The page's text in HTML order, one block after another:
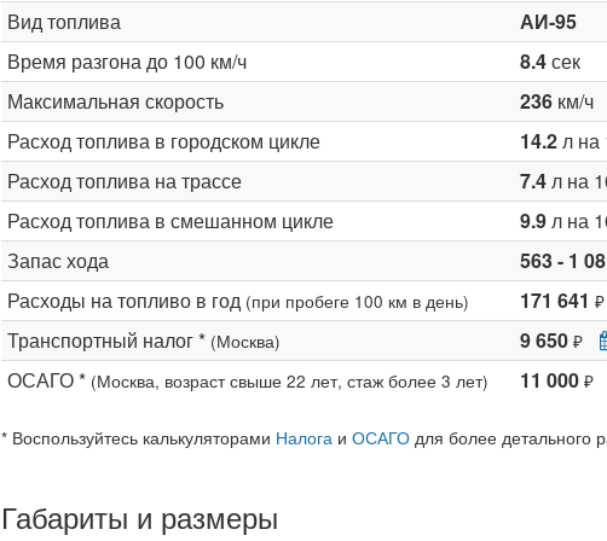
Вид топлива
АИ-95
Время разгона до 100 км/ч
8.4сек
Максимальная скорость
236км/ч
Расход топлива в городском цикле
14.2л на
Расход топлива на трассе
7.4л на
Расход топлива в смешанном цикле
9.9л на
Запас хода
563 - 1
Расходы на топливо в год (при пробеге 100 км в день) 171 641 ₽
Транспортный налог * (Москва) 9 650 ₽
ОСАГО * (Москва, возраст свыше 22 лет, стаж более 3 лет) 11 000 ₽
* Воспользуйтесь калькуляторами Налогаи ОСАГОдля более детального
Габариты и размеры